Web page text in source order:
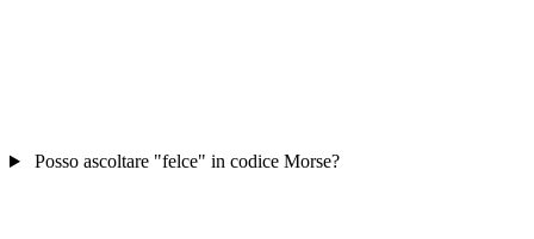
Posso ascoltare "felce" in codice Morse?